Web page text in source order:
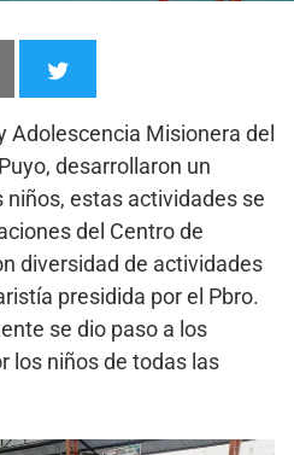
Adolescencia Misionera del
desarrollaron un
estas actividades se
del Centro de
diversidad de actividades
presidida por el Pbro.
se dio paso a los
los niños de todas las